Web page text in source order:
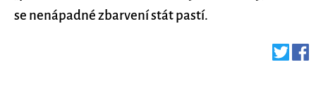
se nenápadné zbarvení stát pastí.